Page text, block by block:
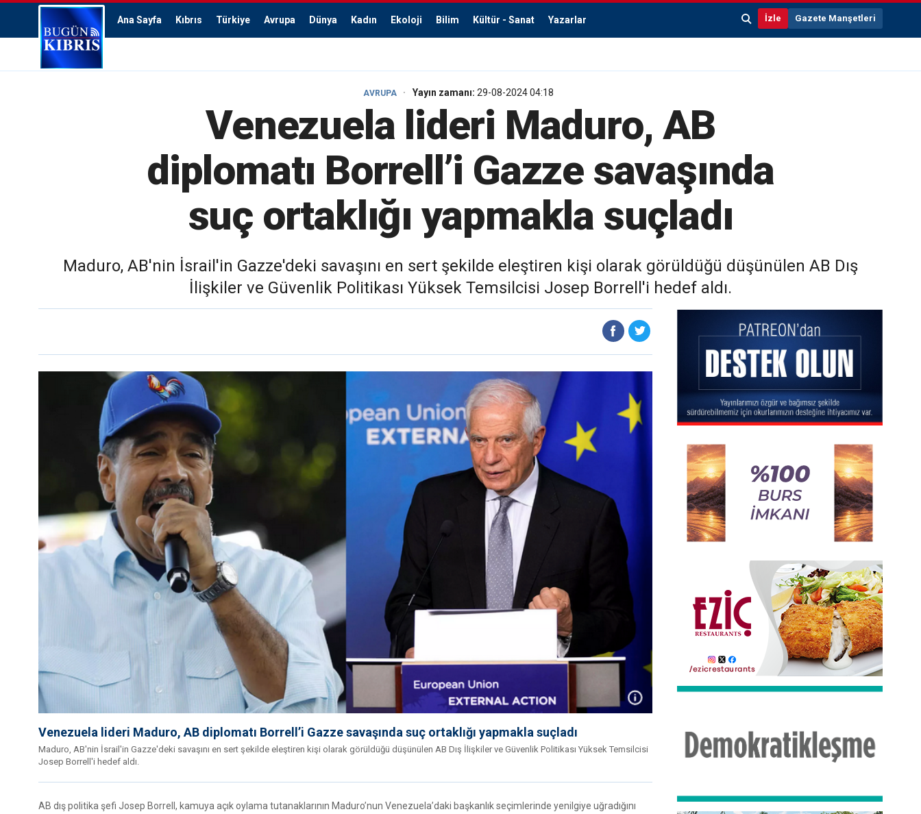
Ana Sayfa Kıbrıs Türkiye Avrupa Dünya Kadın Ekoloji Bilim Kültür - Sanat Yazarlar İzle Gazete Manşetleri
AVRUPA Yayın zamanı: 29-08-2024 04:18
Venezuela lideri Maduro, AB
diplomatı Borrell’i Gazze savaşında
suç ortaklığı yapmakla suçladı
Maduro, AB'nin İsrail'in Gazze'deki savaşını en sert şekilde eleştiren kişi olarak görüldüğü düşünülen AB Dış
İlişkiler ve Güvenlik Politikası Yüksek Temsilcisi Josep Borrell'i hedef aldı.
Venezuela lideri Maduro, AB diplomatı Borrell’i Gazze savaşında suç ortaklığı yapmakla suçladı
Maduro, AB'nin İsrail'in Gazze'deki savaşını en sert şekilde eleştiren kişi olarak görüldüğü düşünülen AB Dış İlişkiler ve Güvenlik Politikası Yüksek Temsilcisi
Josep Borrell'i hedef aldı.
AB dış politika şefi Josep Borrell, kamuya açık oylama tutanaklarının Maduro’nun Venezuela’daki başkanlık seçimlerinde yenilgiye uğradığını